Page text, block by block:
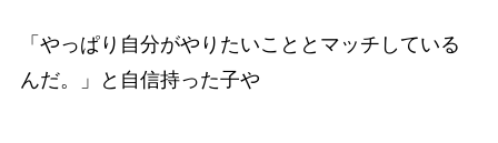
「やっぱり自分がやりたいこととマッチしている
んだ。」と自信持った子や